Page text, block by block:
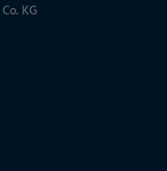
KG
anzeigen